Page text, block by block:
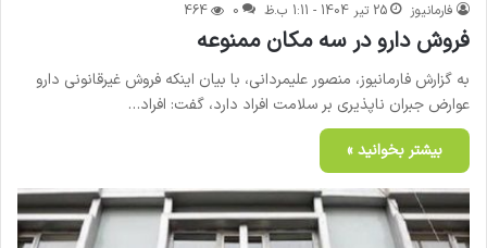
فارمانیوز 25 تیر 1404 - 1:11 ب.ظ 0
464
فروش دارو در سه مکان ممنوعه
به گزارش فارمانیوز، منصور علیمردانی، با بیان اینکه فروش غیرقانونی دارو
عوارض جبران ناپذیری بر سلامت افراد دارد، گفت: افراد…
بیشتر بخوانید »